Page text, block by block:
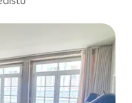
„Odabrali gosti”